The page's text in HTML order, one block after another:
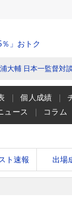
」おトク
大輔 日本一監督対
個人成績
ュース コラム
ト速報 出場